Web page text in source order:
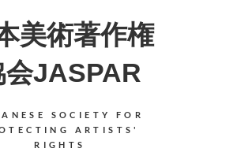
美術著作権
会JASPAR
SOCIETY FOR
ARTISTS'
RIGHTS